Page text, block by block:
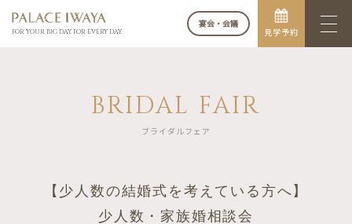
FOR YOUR BIG DAY. FOR EVERY DAY.
宴会・会議
見学予約
BRIDAL FAIR
ブライダルフェア
【少人数の結婚式を考えている方へ】
少人数・家族婚相談会